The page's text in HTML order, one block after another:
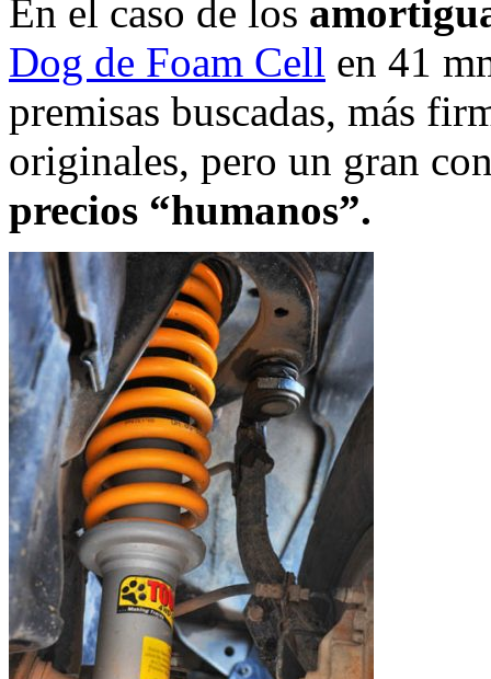
En el caso de los
Dog de Foam Cell en 41
premisas buscadas, más
originales, pero un gran
precios “humanos”.